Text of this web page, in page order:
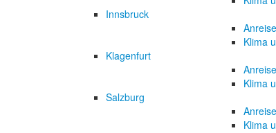
Innsbruck
Anreise
Klima
Klagenfurt
Anreise
Klima
Salzburg
Anreise
Klima